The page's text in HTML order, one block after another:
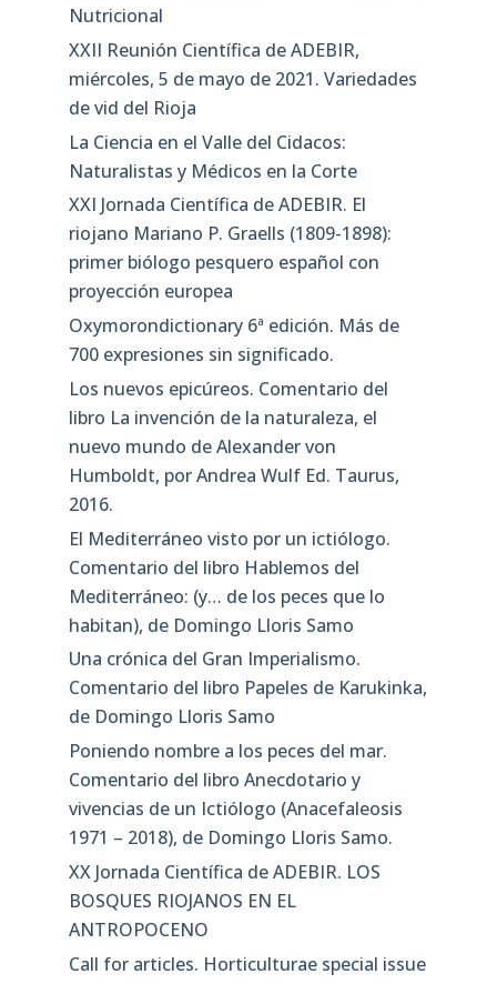
Nutricional
XXII Reunión Científica de ADEBIR,
miércoles, 5 de mayo de 2021. Variedades
de vid del Rioja
La Ciencia en el Valle del Cidacos:
Naturalistas y Médicos en la Corte
XXI Jornada Científica de ADEBIR. El
riojano Mariano P. Graells (1809-1898):
primer biólogo pesquero español con
proyección europea
Oxymorondictionary 6ª edición. Más de
700 expresiones sin significado.
Los nuevos epicúreos. Comentario del
libro La invención de la naturaleza, el
nuevo mundo de Alexander von
Humboldt, por Andrea Wulf Ed. Taurus,
2016.
El Mediterráneo visto por un ictiólogo.
Comentario del libro Hablemos del
Mediterráneo: (y… de los peces que lo
habitan), de Domingo Lloris Samo
Una crónica del Gran Imperialismo.
Comentario del libro Papeles de Karukinka,
de Domingo Lloris Samo
Poniendo nombre a los peces del mar.
Comentario del libro Anecdotario y
vivencias de un Ictiólogo (Anacefaleosis
1971 – 2018), de Domingo Lloris Samo.
XX Jornada Científica de ADEBIR. LOS
BOSQUES RIOJANOS EN EL
ANTROPOCENO
Call for articles. Horticulturae special issue